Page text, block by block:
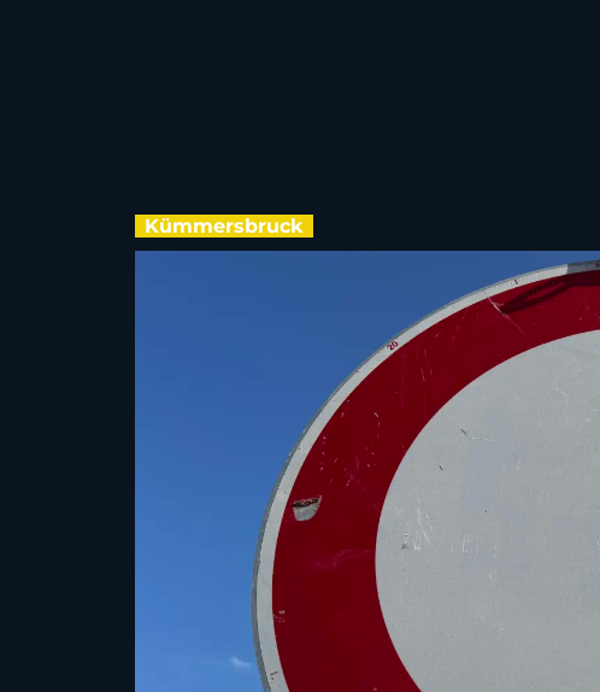
Kümmersbruck